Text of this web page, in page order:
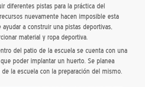
diferentes pistas para la práctica del
nuevamente hacen imposible esta
ayudar a construir una pistas deportivas,
material y ropa deportiva.
del patio de la escuela se cuenta con una
poder implantar un huerto. Se planea
de la escuela con la preparación del mismo.